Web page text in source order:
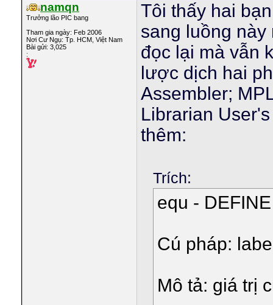
namqn
Trưởng lão PIC bang
Tham gia ngày: Feb 2006
Nơi Cư Ngụ: Tp. HCM, Việt Nam
Bài gửi: 3,025
:
Tôi thấy hai
sang luồng này
đọc lại mà vẫn
lược dịch hai
Assembler;
Librarian
thêm:
Trích:
equ -
Cú pháp:
Mô tả: giá trị